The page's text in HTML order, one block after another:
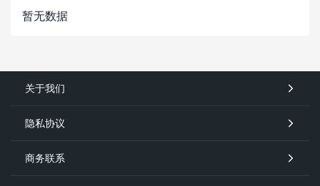
暂无数据
关于我们
隐私协议
商务联系